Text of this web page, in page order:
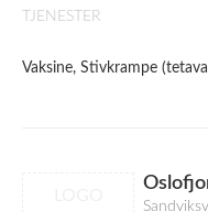
TJENESTER
Vaksine, Stivkrampe